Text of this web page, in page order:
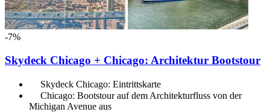
-7%
Skydeck Chicago + Chicago: Architektur Bootstour
Skydeck Chicago: Eintrittskarte
Chicago: Bootstour auf dem Architekturfluss von der
Michigan Avenue aus